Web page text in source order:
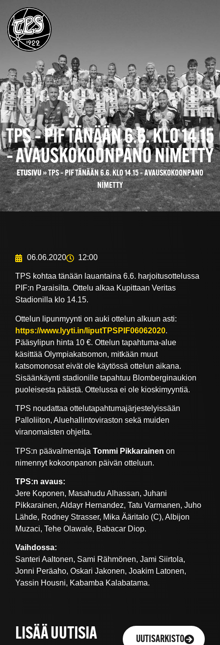
TPS – PIF TÄNÄÄN 6.6. KLO 14.15
– AVAUSKOKOONPANO NIMETTY
ETUSIVU»TPS – PIF TÄNÄÄN 6.6. KLO 14.15 – AVAUSKOKOONPANO
NIMETTY
06.06.2020 12:00
TPS kohtaa tänään lauantaina 6.6. harjoitusottelussa
PIF:n Paraisilta. Ottelu alkaa Kupittaan Veritas
Stadionilla klo 14.15.
Ottelun lipunmyynti on auki ottelun alkuun asti:
https://www.lyyti.in/liputTPSPIF06062020.
Pääsylipun hinta 10 €. Ottelun tapahtuma-alue
käsittää Olympiakatsomon, mitkään muut
katsomonosat eivät ole käytössä ottelun aikana.
Sisäänkäynti stadionille tapahtuu Blomberginaukion
puoleisesta päästä. Ottelussa ei ole kioskimyyntiä.
TPS noudattaa ottelutapahtumajärjestelyissään
Palloliiton, Aluehallintoviraston sekä muiden
viranomaisten ohjeita.
TPS:n päävalmentajaTommi Pikkarainen on
nimennyt kokoonpanon päivän otteluun.
TPS:n avaus:
Jere Koponen, Masahudu Alhassan, Juhani
Pikkarainen, Aldayr Hernandez, Tatu Varmanen, Juho
Lähde, Rodney Strasser, Mika Ääritalo (C), Albijon
Muzaci, Tehe Olawale, Babacar Diop.
Vaihdossa:
Santeri Aaltonen, Sami Rähmönen, Jami Siirtola,
Jonni Peräaho, Oskari Jakonen, Joakim Latonen,
Yassin Housni, Kabamba Kalabatama.
LISÄÄ UUTISIA UUTISARKISTO